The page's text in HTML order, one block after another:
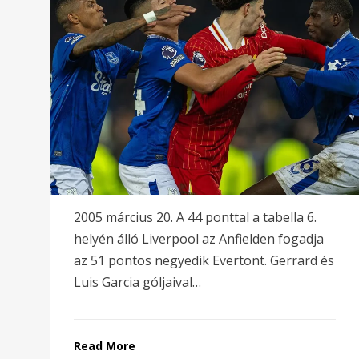
2005 március 20. A 44 ponttal a tabella 6.
helyén álló Liverpool az Anfielden fogadja
az 51 pontos negyedik Evertont. Gerrard és
Luis Garcia góljaival…
Read More